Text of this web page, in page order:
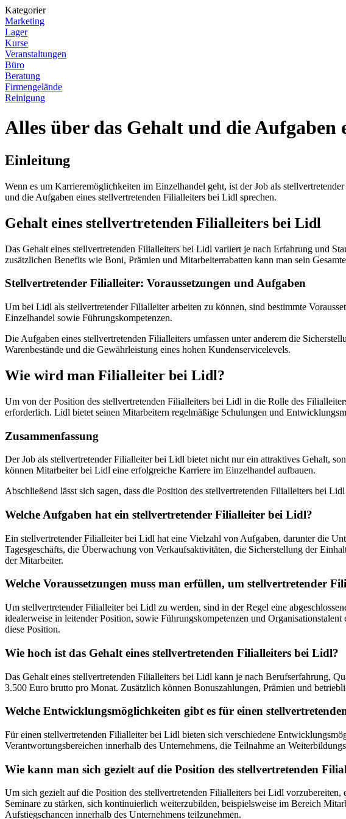
Kategorier
Marketing
Lager
Kurse
Veranstaltungen
Büro
Beratung
Firmengelände
Reinigung
Alles über das Gehalt und die
Einleitung
Wenn es um Karrieremöglichkeiten im Einzelhandel geht, ist der Job als
und die Aufgaben eines stellvertretenden Filialleiters bei Lidl sprechen.
Gehalt eines stellvertretenden Filialleiters bei Lidl
Das Gehalt eines stellvertretenden Filialleiters bei Lidl variiert je nach Erfahrung und
zusätzlichen Benefits wie Boni, Prämien und Mitarbeiterrabatten kann man sein
Stellvertretender Filialleiter: Voraussetzungen und Aufgaben
Um bei Lidl als stellvertretender Filialleiter arbeiten zu können, sind bestimmte
Einzelhandel sowie Führungskompetenzen.
Die Aufgaben eines stellvertretenden Filialleiters umfassen unter anderem die
Warenbestände und die Gewährleistung eines hohen Kundenservicelevels.
Wie wird man Filialleiter bei Lidl?
Um von der Position des stellvertretenden Filialleiters bei Lidl in die Rolle des
erforderlich. Lidl bietet seinen Mitarbeitern regelmäßige Schulungen und
Zusammenfassung
Der Job als stellvertretender Filialleiter bei Lidl bietet nicht nur ein attraktives Gehalt,
können Mitarbeiter bei Lidl eine erfolgreiche Karriere im Einzelhandel aufbauen.
Abschließend lässt sich sagen, dass die Position des stellvertretenden Filialleiters bei
Welche Aufgaben hat ein stellvertretender Filialleiter bei Lidl?
Ein stellvertretender Filialleiter bei Lidl hat eine Vielzahl von Aufgaben, darunter die
Tagesgeschäfts, die Überwachung von Verkaufsaktivitäten, die Sicherstellung der
der Mitarbeiter.
Welche Voraussetzungen muss man erfüllen, um stellvertretender
Um stellvertretender Filialleiter bei Lidl zu werden, sind in der Regel eine
idealerweise in leitender Position, sowie Führungskompetenzen und
diese Position.
Wie hoch ist das Gehalt eines stellvertretenden Filialleiters bei Lidl?
Das Gehalt eines stellvertretenden Filialleiters bei Lidl kann je nach Berufserfahrung,
3.500 Euro brutto pro Monat. Zusätzlich können Bonuszahlungen, Prämien und
Welche Entwicklungsmöglichkeiten gibt es für einen
Für einen stellvertretenden Filialleiter bei Lidl bieten sich verschiedene
Verantwortungsbereichen innerhalb des Unternehmens, die Teilnahme an
Wie kann man sich gezielt auf die Position des stellvertretenden
Um sich gezielt auf die Position des stellvertretenden Filialleiters bei Lidl
Seminare zu stärken, sich kontinuierlich weiterzubilden, beispielsweise im Bereich
Aufstiegschancen innerhalb des Unternehmens teilzunehmen.